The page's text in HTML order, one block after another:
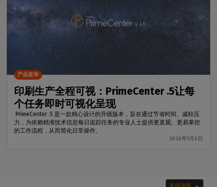
印刷生产全程可视：PrimeCenter .5让每
个任务即时可视化呈现
PrimeCenter .5 是一款精心设计的升级版本，旨在通过节省时间、减轻压
力，为依赖精准技术信息每日追踪任务的专业人士提供更直观、更易掌控
的工作流程，从而简化日常操作。
2026年1月6日
产品发布
返回顶部